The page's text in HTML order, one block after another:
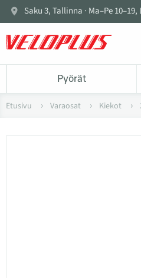
Saku 3, Tallinna · Ma–Pe 10–19,
Pyörät
Etusivu Varaosat Kiekot